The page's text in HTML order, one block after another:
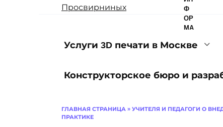
Услуги 3D печати в Москве
Конструкторское бюро и
ГЛАВНАЯ СТРАНИЦА » УЧИТЕЛЯ И ПЕДАГОГИ О
ПРАКТИКЕ